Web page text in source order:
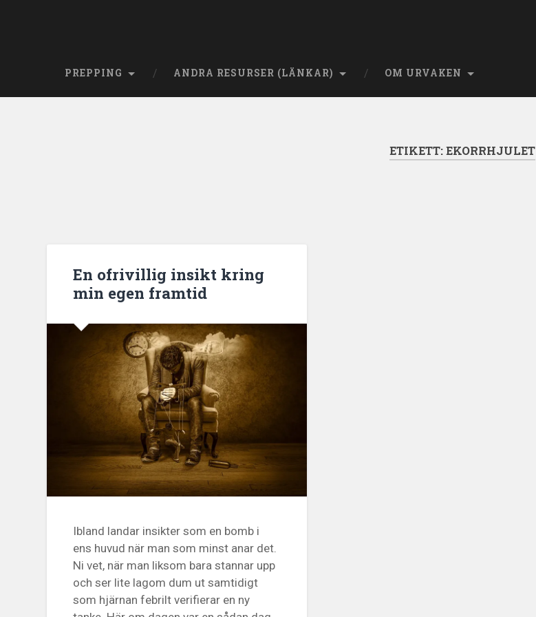
PREPPING ANDRA RESURSER (LÄNKAR) OM URVAKEN
ETIKETT:EKORRHJULET
En ofrivillig insikt kring
min egen framtid
Ibland landar insikter som en bomb i
ens huvud när man som minst anar det.
Ni vet, när man liksom bara stannar upp
och ser lite lagom dum ut samtidigt
som hjärnan febrilt verifierar en ny